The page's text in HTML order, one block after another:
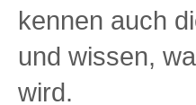
kennen auch
und wissen,
wird.